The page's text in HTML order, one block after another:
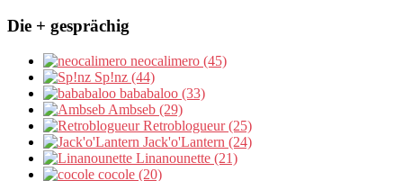
Die + gesprächig
neocalimero (45)
Sp!nz (44)
bababaloo (33)
Ambseb (29)
Retroblogueur (25)
Jack'o'Lantern (24)
Linanounette (21)
cocole (20)